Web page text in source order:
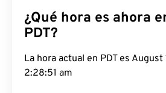
¿Qué hora es ahora
PDT?
La hora actual en PDT es
2:28:52 am